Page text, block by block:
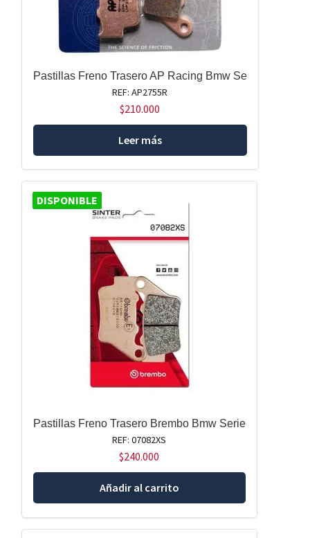
Pastillas Freno Trasero AP Racing Bmw Se
REF: AP2755R
$210.000
Leer más
DISPONIBLE
Pastillas Freno Trasero Brembo Bmw Serie
REF: 07082XS
$240.000
Añadir al carrito